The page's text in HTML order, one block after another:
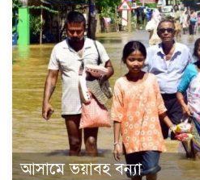
আসামে ভয়াবহ বন্যা